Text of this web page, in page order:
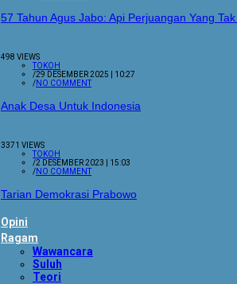
57 Tahun Agus Jabo: Api Perjuangan Yang
498 VIEWS
TOKOH
/29 DESEMBER 2025 | 10:27
/NO COMMENT
Anak Desa Untuk Indonesia
3371 VIEWS
TOKOH
/2 DESEMBER 2023 | 15:03
/NO COMMENT
Tarian Demokrasi Prabowo
Opini
Ragam
Wawancara
Suluh
Teori